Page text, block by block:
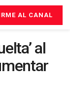
AL CANAL
al